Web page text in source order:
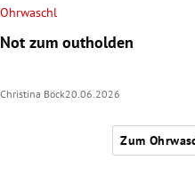
Ohrwaschl
Not zum outholden
Christina Böck20.06.2026
Zum